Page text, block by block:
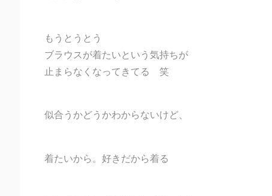
もうとうとう
ブラウスが着たいという気持ちが
止まらなくなってきてる 笑
似合うかどうかわからないけど、
着たいから。好きだから着る